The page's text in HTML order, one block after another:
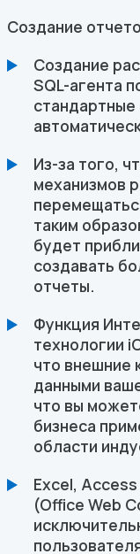
Создание
Создание
SQL-агента
Из-за того,
механизмов
таким
будет
создавать
отчеты.
Функция
технологии
что внешние
данными
что вы
бизнеса
области
Excel,
(Office Web